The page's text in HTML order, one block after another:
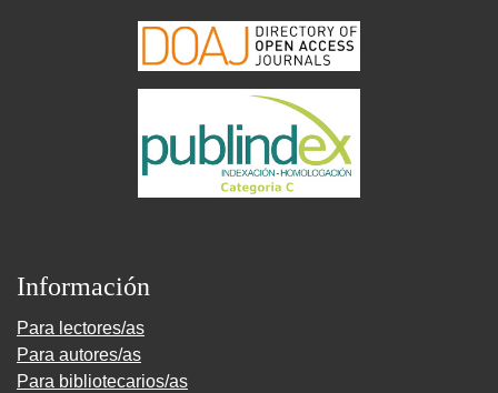
Información
Para lectores/as
Para autores/as
Para bibliotecarios/as